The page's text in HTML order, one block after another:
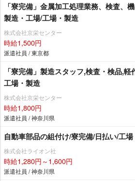
「寮完備」金属加工処理業務、検査、
製造・工場/工場・製造
株式会社京栄センター
時給1,500円
派遣社員 / 東京都
「寮完備」製造スタッフ,検査・検品,
工場・製造
株式会社京栄センター
時給1,800円
派遣社員 / 神奈川県
自動車部品の組付け/寮完備/日払い/工
株式会社ライオン社
時給1,280円～1,600円
派遣社員 / 神奈川県